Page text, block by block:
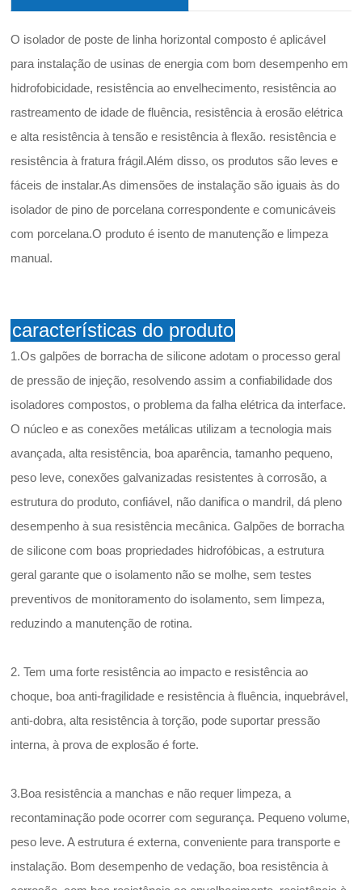
O isolador de poste de linha horizontal composto é aplicável
para instalação de usinas de energia com bom desempenho em
hidrofobicidade, resistência ao envelhecimento, resistência ao
rastreamento de idade de fluência, resistência à erosão elétrica
e alta resistência à tensão e resistência à flexão. resistência e
resistência à fratura frágil.Além disso, os produtos são leves e
fáceis de instalar.As dimensões de instalação são iguais às do
isolador de pino de porcelana correspondente e comunicáveis
com porcelana.O produto é isento de manutenção e limpeza
manual.
características do produto
1.Os galpões de borracha de silicone adotam o processo geral
de pressão de injeção, resolvendo assim a confiabilidade dos
isoladores compostos, o problema da falha elétrica da interface.
O núcleo e as conexões metálicas utilizam a tecnologia mais
avançada, alta resistência, boa aparência, tamanho pequeno,
peso leve, conexões galvanizadas resistentes à corrosão, a
estrutura do produto, confiável, não danifica o mandril, dá pleno
desempenho à sua resistência mecânica. Galpões de borracha
de silicone com boas propriedades hidrofóbicas, a estrutura
geral garante que o isolamento não se molhe, sem testes
preventivos de monitoramento do isolamento, sem limpeza,
reduzindo a manutenção de rotina.
2. Tem uma forte resistência ao impacto e resistência ao
choque, boa anti-fragilidade e resistência à fluência, inquebrável,
anti-dobra, alta resistência à torção, pode suportar pressão
interna, à prova de explosão é forte.
3.Boa resistência a manchas e não requer limpeza, a
recontaminação pode ocorrer com segurança. Pequeno volume,
peso leve. A estrutura é externa, conveniente para transporte e
instalação. Bom desempenho de vedação, boa resistência à